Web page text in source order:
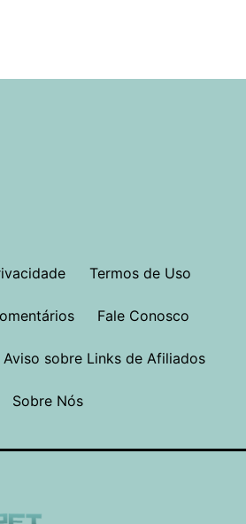
Termos de Uso
Fale Conosco
Aviso sobre Links de Afiliados
Sobre Nós